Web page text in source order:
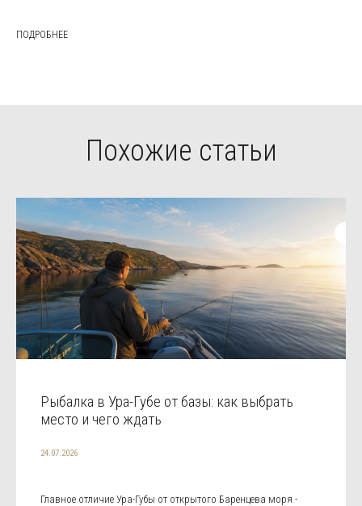
ПОДРОБНЕЕ
Похожие статьи
Рыбалка в Ура-Губе от базы: как выбрать
место и чего ждать
24.07.2026
Главное отличие Ура-Губы от открытого Баренцева моря -